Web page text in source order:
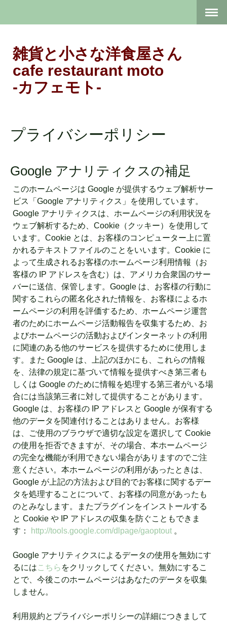
雑貨と小さな洋食屋さん
cafe restaurant moto
-カフェモト-
プライバシーポリシー
Google アナリティクスの補足
このホームページは Google が提供するウェブ解析サー
ビス「Google アナリティクス」を使用しています。
Google アナリティクスは、ホームページの利用状況を
ウェブ解析するため、Cookie（クッキー）を使用して
います。Cookie とは、お客様のコンピューター上に置
かれるテキストファイルのことをいいます。Cookie に
よって生成されるお客様のホームページ利用情報（お
客様の IP アドレスを含む）は、アメリカ合衆国のサー
バーに送信、保管します。Google は、お客様の行動に
関するこれらの匿名化された情報を、お客様によるホ
ームページの利用を評価するため、ホームページ運営
者のためにホームページ活動報告を収集するため、お
よびホームページの活動およびインターネットの利用
に関連のある他のサービスを提供するために使用しま
す。また Google は、上記のほかにも、これらの情報
を、法律の規定に基づいて情報を提供すべき第三者も
しくは Google のために情報を処理する第三者がいる場
合には当該第三者に対して提供することがあります。
Google は、お客様の IP アドレスと Google が保有する
他のデータを関連付けることはありません。お客様
は、ご使用のブラウザで適切な設定を選択して Cookie
の使用を拒否できますが、その場合、本ホームページ
の完全な機能が利用できない場合がありますのでご注
意ください。本ホームページの利用があったときは、
Google が上記の方法および目的でお客様に関するデー
タを処理することについて、お客様の同意があったも
のとみなします。またプラグインをインストールする
と Cookie や IP アドレスの収集を防ぐこともできま
す：
http://tools.google.com/dlpage/gaoptout 。
Google アナリティクスによるデータの使用を無効にす
るにはこちら をクリックしてください。無効にするこ
とで、今後このホームページはあなたのデータを収集
しません。
利用規約とプライバシーポリシーの詳細につきまして